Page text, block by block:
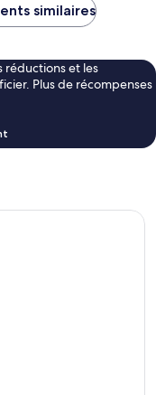
de
similaires
réductions et les
Plus de récompenses